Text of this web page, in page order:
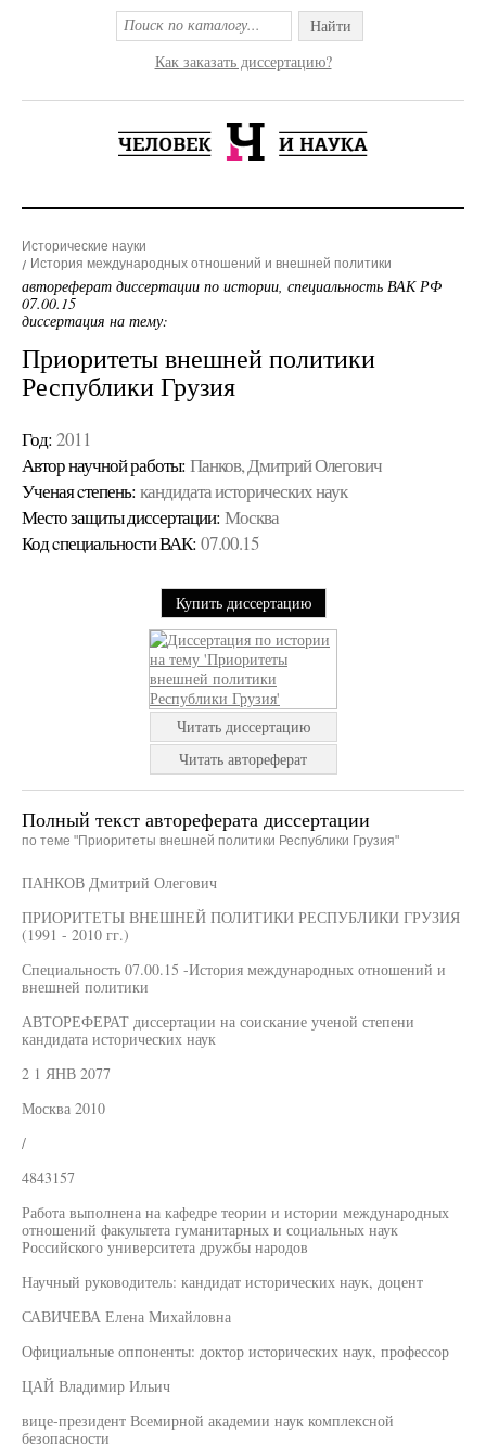
Найти
Как заказать диссертацию?
Исторические науки
История международных отношений и внешней политики
автореферат диссертации по истории, специальность ВАК РФ
07.00.15
диссертация на тему:
Приоритеты внешней политики
Республики Грузия
Год: 2011
Автор научной работы: Панков, Дмитрий Олегович
Ученая cтепень: кандидата исторических наук
Место защиты диссертации: Москва
Код cпециальности ВАК: 07.00.15
Купить диссертацию
Читать диссертацию
Читать автореферат
Полный текст автореферата диссертации
по теме "Приоритеты внешней политики Республики Грузия"
ПАНКОВ Дмитрий Олегович
ПРИОРИТЕТЫ ВНЕШНЕЙ ПОЛИТИКИ РЕСПУБЛИКИ ГРУЗИЯ
(1991 - 2010 гг.)
Специальность 07.00.15 -История международных отношений и
внешней политики
АВТОРЕФЕРАТ диссертации на соискание ученой степени
кандидата исторических наук
2 1 ЯНВ 2077
Москва 2010
/
4843157
Работа выполнена на кафедре теории и истории международных
отношений факультета гуманитарных и социальных наук
Российского университета дружбы народов
Научный руководитель: кандидат исторических наук, доцент
САВИЧЕВА Елена Михайловна
Официальные оппоненты: доктор исторических наук, профессор
ЦАЙ Владимир Ильич
вице-президент Всемирной академии наук комплексной
безопасности